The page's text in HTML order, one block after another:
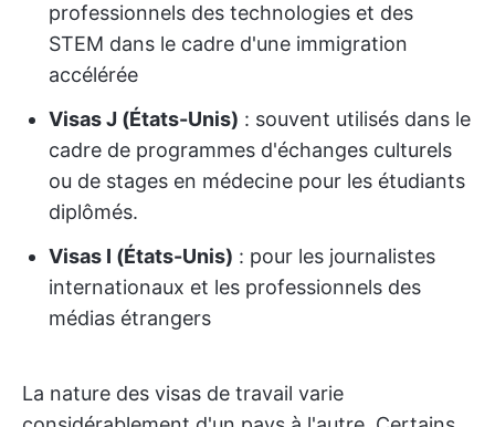
professionnels des technologies et des
STEM dans le cadre d'une immigration
accélérée
Visas J (États-Unis) : souvent utilisés dans le
cadre de programmes d'échanges culturels
ou de stages en médecine pour les étudiants
diplômés.
Visas I (États-Unis) : pour les journalistes
internationaux et les professionnels des
médias étrangers
La nature des visas de travail varie